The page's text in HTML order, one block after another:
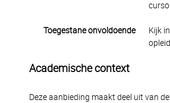
Toegestane onvoldoende
Kijk
Academische context
Deze aanbieding maakt deel uit van